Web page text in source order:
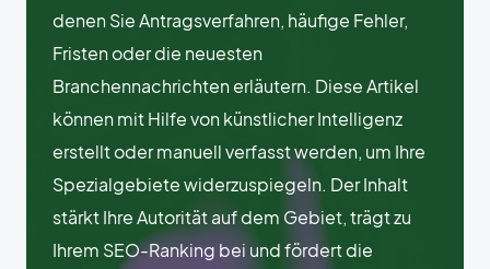
denen Sie Antragsverfahren, häufige Fehler,
Fristen oder die neuesten
Branchennachrichten erläutern. Diese Artikel
können mit Hilfe von künstlicher Intelligenz
erstellt oder manuell verfasst werden, um Ihre
Spezialgebiete widerzuspiegeln. Der Inhalt
stärkt Ihre Autorität auf dem Gebiet, trägt zu
Ihrem SEO-Ranking bei und fördert die